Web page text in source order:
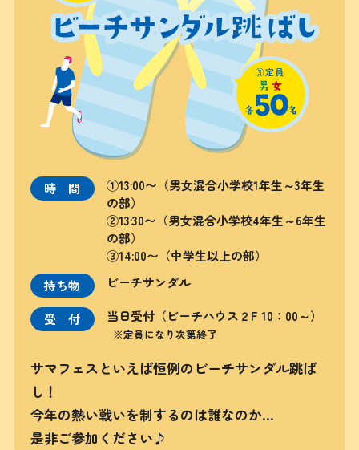
時間
①13:00〜（男女混合小学校1年生～3年生
の部）
②13:30〜（男女混合小学校4年生～6年生
の部）
③14:00〜（中学生以上の部）
持ち物
ビーチサンダル
受付 当日受付（ビーチハウス２F 10：00～）
※定員になり次第終了
サマフェスといえば恒例のビーチサンダル跳ば
し！
今年の熱い戦いを制するのは誰なのか…
是非ご参加ください♪